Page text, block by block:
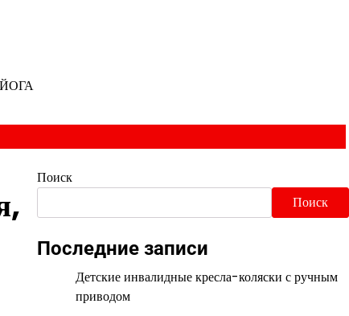
Поиск
Поиск
Последние записи
Детские инвалидные кресла-коляски с ручным
приводом